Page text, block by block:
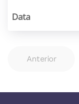
Anterior